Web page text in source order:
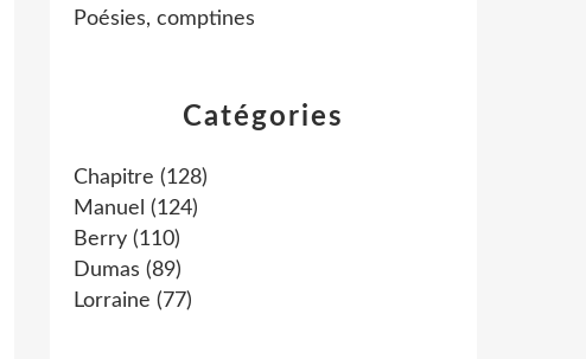
Catégories
Chapitre (128)
Manuel (124)
Berry (110)
Dumas (89)
Lorraine (77)
Poésies, comptines